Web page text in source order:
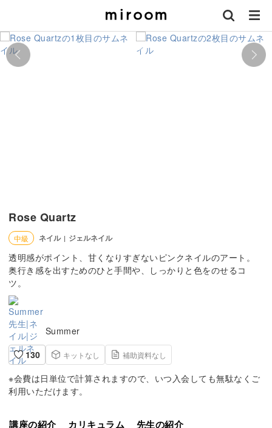
Rose Quartz
中級 ネイル | ジェルネイル
透明感がポイント、甘くなりすぎないピンクネイルのアート。
奥行き感を出すためのひと手間や、しっかりと色をのせるコ
ツ。
Summer
130
キットなし 補助資料なし
※会費は日単位で計算されますので、いつ入会しても無駄なくご
利用いただけます。
講座の紹介 カリキュラム 先生の紹介